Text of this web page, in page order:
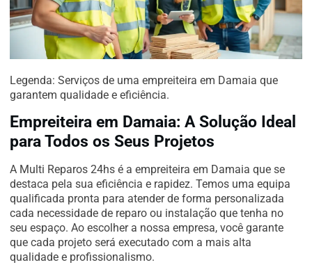
Legenda: Serviços de uma empreiteira em Damaia que
garantem qualidade e eficiência.
Empreiteira em Damaia: A Solução Ideal
para Todos os Seus Projetos
A Multi Reparos 24hs é a empreiteira em Damaia que se
destaca pela sua eficiência e rapidez. Temos uma equipa
qualificada pronta para atender de forma personalizada
cada necessidade de reparo ou instalação que tenha no
seu espaço. Ao escolher a nossa empresa, você garante
que cada projeto será executado com a mais alta
qualidade e profissionalismo.